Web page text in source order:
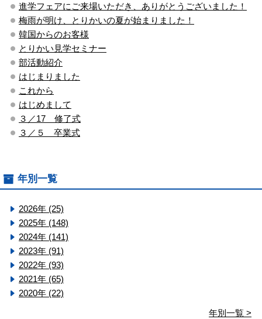
進学フェアにご来場いただき、ありがとうございました！
梅雨が明け、とりかいの夏が始まりました！
韓国からのお客様
とりかい見学セミナー
部活動紹介
はじまりました
これから
はじめまして
３／17 修了式
３／５ 卒業式
年別一覧
2026年 (25)
2025年 (148)
2024年 (141)
2023年 (91)
2022年 (93)
2021年 (65)
2020年 (22)
年別一覧 >